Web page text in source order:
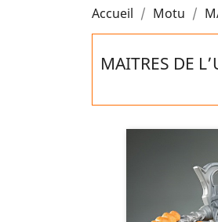
Accueil Motu
MAITRES DE